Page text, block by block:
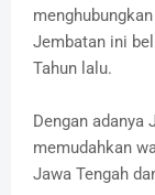
Jembatan ini
Tahun lalu.
Dengan adanya
memudahkan
Jawa Tengah